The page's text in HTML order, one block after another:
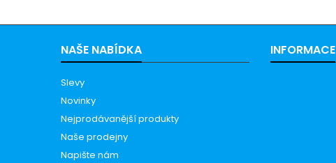
NAŠE NABÍDKA
Slevy
Novinky
Nejprodávanější produkty
Naše prodejny
Napište nám
INFORMACE